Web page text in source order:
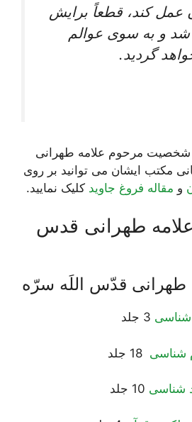
عمل كند، قطعاً برايش
شد و به سوى عوالم
گرديد.
شخصیت مرحوم علامه طهرانی
مکتب ایشان می توانید بر روی
و مقاله فروغ جاوید کلیک نمایید.
طهرانی قدس
طهرانی قدّس اللَه سرّه
شناسی
شناسی
شناسی